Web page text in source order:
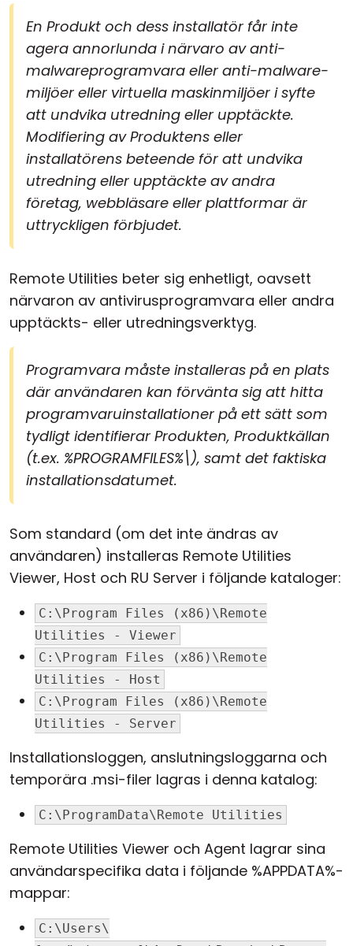
En Produkt och dess installatör får inte
agera annorlunda i närvaro av anti-
malwareprogramvara eller anti-malware-
miljöer eller virtuella maskinmiljöer i syfte
att undvika utredning eller upptäckte.
Modifiering av Produktens eller
installatörens beteende för att undvika
utredning eller upptäckte av andra
företag, webbläsare eller plattformar är
uttryckligen förbjudet.
Remote Utilities beter sig enhetligt, oavsett
närvaron av antivirusprogramvara eller andra
upptäckts- eller utredningsverktyg.
Programvara måste installeras på en plats
där användaren kan förvänta sig att hitta
programvaruinstallationer på ett sätt som
tydligt identifierar Produkten, Produktkällan
(t.ex. %PROGRAMFILES%\), samt det faktiska
installationsdatumet.
Som standard (om det inte ändras av
användaren) installeras Remote Utilities
Viewer, Host och RU Server i följande kataloger:
C:\Program Files (x86)\Remote
Utilities - Viewer
C:\Program Files (x86)\Remote
Utilities - Host
C:\Program Files (x86)\Remote
Utilities - Server
Installationsloggen, anslutningsloggarna och
temporära .msi-filer lagras i denna katalog:
C:\ProgramData\Remote Utilities
Remote Utilities Viewer och Agent lagrar sina
användarspecifika data i följande %APPDATA%-
mappar:
C:\Users\